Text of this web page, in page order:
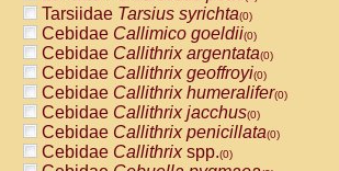
Tarsiidae Tarsius syrichta(0)
Cebidae Callimico goeldii(0)
Cebidae Callithrix argentata(0)
Cebidae Callithrix geoffroyi(0)
Cebidae Callithrix humeralifer(0)
Cebidae Callithrix jacchus(0)
Cebidae Callithrix penicillata(0)
Cebidae Callithrixspp.(0)